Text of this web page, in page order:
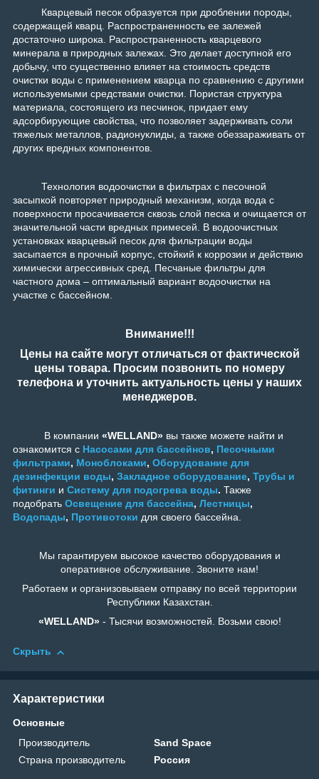
Кварцевый песок образуется при дроблении породы,
содержащей кварц. Распространенность ее залежей
достаточно широка. Распространенность кварцевого
минерала в природных залежах. Это делает доступной его
добычу, что существенно влияет на стоимость средств
очистки воды с применением кварца по сравнению с другими
используемыми средствами очистки. Пористая структура
материала, состоящего из песчинок, придает ему
адсорбирующие свойства, что позволяет задерживать соли
тяжелых металлов, радионуклиды, а также обеззараживать от
других вредных компонентов.
Технология водоочистки в фильтрах с песочной
засыпкой повторяет природный механизм, когда вода с
поверхности просачивается сквозь слой песка и очищается от
значительной части вредных примесей. В водоочистных
установках кварцевый песок для фильтрации воды
засыпается в прочный корпус, стойкий к коррозии и действию
химически агрессивных сред. Песчаные фильтры для
частного дома – оптимальный вариант водоочистки на
участке с бассейном.
Внимание!!!
Цены на сайте могут отличаться от фактической
цены товара. Просим позвонить по номеру
телефона и уточнить актуальность цены у наших
менеджеров.
В компании «WELLAND» вы также можете найти и
ознакомится с Насосами для бассейнов, Песочными
фильтрами, Моноблоками, Оборудование для
дезинфекции воды, Закладное оборудование, Трубы и
фитинги и Систему для подогрева воды. Также
подобрать Освещение для бассейна, Лестницы,
Водопады, Противотоки для своего бассейна.
Мы гарантируем высокое качество оборудования и
оперативное обслуживание. Звоните нам!
Работаем и организовываем отправку по всей территории
Республики Казахстан.
«WELLAND»- Тысячи возможностей. Возьми свою!
Скрыть
Характеристики
Основные
Производитель
Sand Space
Страна производитель
Россия